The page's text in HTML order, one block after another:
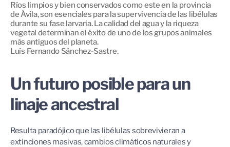
Ríos limpios y bien conservados como este en la provincia
de Ávila, son esenciales para la supervivencia de las libélulas
durante su fase larvaria. La calidad del agua y la riqueza
vegetal determinan el éxito de uno de los grupos animales
más antiguos del planeta.
Luís Fernando Sánchez-Sastre.
Un futuro posible para un
linaje ancestral
Resulta paradójico que las libélulas sobrevivieran a
extinciones masivas, cambios climáticos naturales y